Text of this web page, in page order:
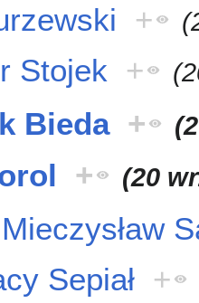
+
Stojek +
Bieda +
+ (20
Sepiał +